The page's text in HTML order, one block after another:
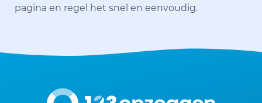
pagina en regel het snel en eenvoudig.